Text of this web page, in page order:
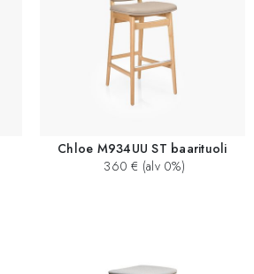
Chloe M934UU ST baarituoli
360 € (alv 0%)